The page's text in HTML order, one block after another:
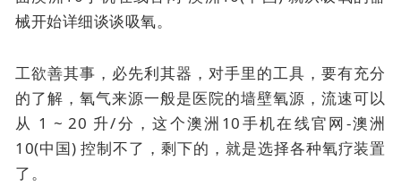
械开始详细谈谈吸氧。
工欲善其事，必先利其器，对手里的工具，要有充分
的了解，氧气来源一般是医院的墙壁氧源，流速可以
从 1 ~ 20 升/分，这个澳洲10手机在线官网-澳洲
10(中国) 控制不了，剩下的，就是选择各种氧疗装置
了。